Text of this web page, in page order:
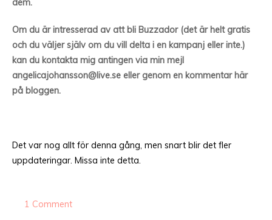
dem.
Om du är intresserad av att bli Buzzador (det är helt gratis
och du väljer själv om du vill delta i en kampanj eller inte.)
kan du kontakta mig antingen via min mejl
angelicajohansson@live.se eller genom en kommentar här
på bloggen.
Det var nog allt för denna gång, men snart blir det fler
uppdateringar. Missa inte detta.
1 Comment